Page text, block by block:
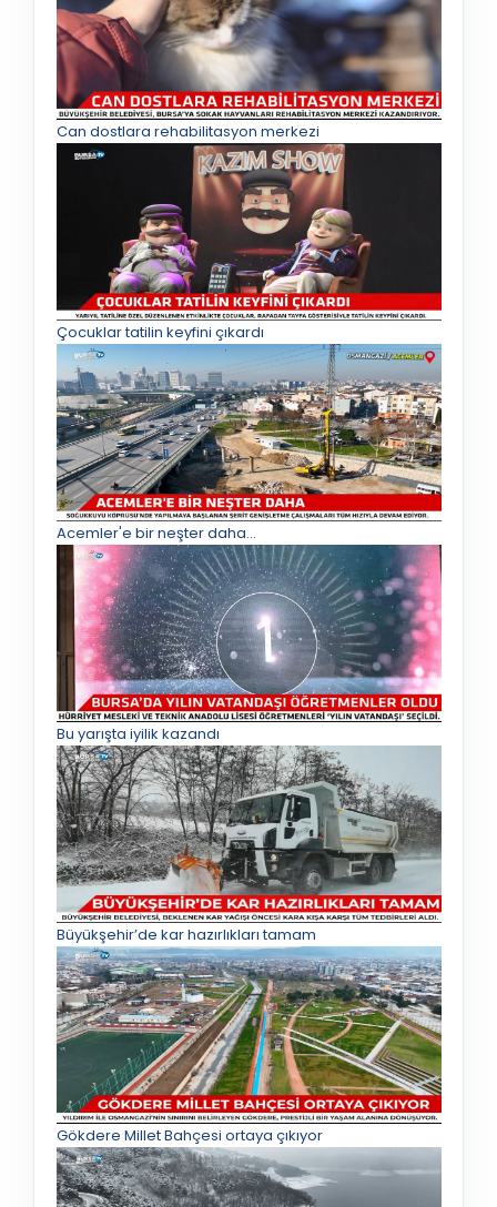
Can dostlara rehabilitasyon merkezi
Çocuklar tatilin keyfini çıkardı
Acemler'e bir neşter daha...
Bu yarışta iyilik kazandı
Büyükşehir’de kar hazırlıkları tamam
Gökdere Millet Bahçesi ortaya çıkıyor